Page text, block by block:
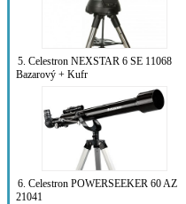
5. Celestron NEXSTAR 6 SE 11068
Bazarový + Kufr
6. Celestron POWERSEEKER 60 AZ
21041